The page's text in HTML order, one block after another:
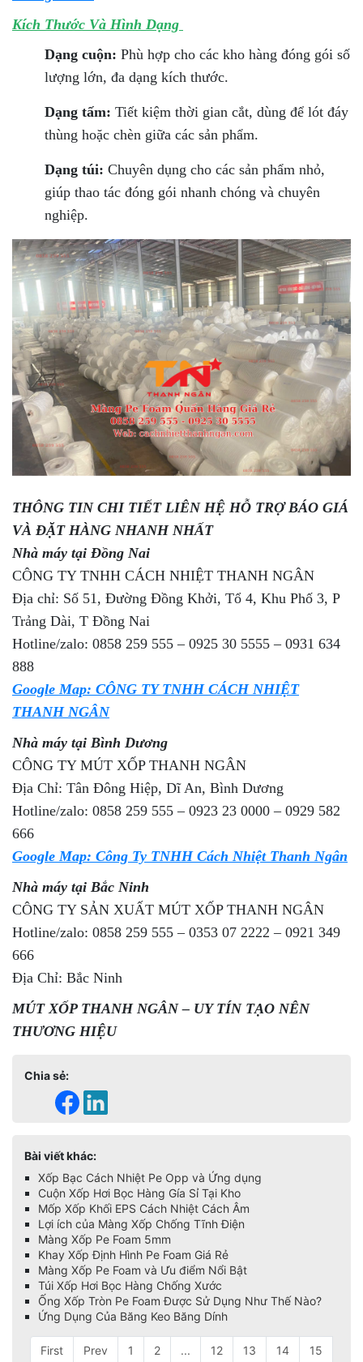
Kích Thước Và Hình Dạng
Dạng cuộn: Phù hợp cho các kho hàng đóng gói số
lượng lớn, đa dạng kích thước.
Dạng tấm: Tiết kiệm thời gian cắt, dùng để lót đáy
thùng hoặc chèn giữa các sản phẩm.
Dạng túi: Chuyên dụng cho các sản phẩm nhỏ,
giúp thao tác đóng gói nhanh chóng và chuyên
nghiệp.
THÔNG TIN CHI TIẾT LIÊN HỆ HỖ TRỢ BÁO GIÁ
VÀ ĐẶT HÀNG NHANH NHẤT
Nhà máy tại Đồng Nai
CÔNG TY TNHH CÁCH NHIỆT THANH NGÂN
Địa chỉ: Số 51, Đường Đồng Khởi, Tổ 4, Khu Phố 3, P
Trảng Dài, T Đồng Nai
Hotline/zalo: 0858 259 555 – 0925 30 5555 – 0931 634
888
Google Map: CÔNG TY TNHH CÁCH NHIỆT
THANH NGÂN
Nhà máy tại Bình Dương
CÔNG TY MÚT XỐP THANH NGÂN
Địa Chỉ: Tân Đông Hiệp, Dĩ An, Bình Dương
Hotline/zalo: 0858 259 555 – 0923 23 0000 – 0929 582
666
Google Map: Công Ty TNHH Cách Nhiệt Thanh Ngân
Nhà máy tại Bắc Ninh
CÔNG TY SẢN XUẤT MÚT XỐP THANH NGÂN
Hotline/zalo: 0858 259 555 – 0353 07 2222 – 0921 349
666
Địa Chỉ: Bắc Ninh
MÚT XỐP THANH NGÂN – UY TÍN TẠO NÊN
THƯƠNG HIỆU
Chia sẻ:
Bài viết khác:
Xốp Bạc Cách Nhiệt Pe Opp và Ứng dụng
Cuộn Xốp Hơi Bọc Hàng Gía Sỉ Tại Kho
Mốp Xốp Khối EPS Cách Nhiệt Cách Âm
Lợi ích của Màng Xốp Chống Tĩnh Điện
Màng Xốp Pe Foam 5mm
Khay Xốp Định Hình Pe Foam Giá Rẻ
Màng Xốp Pe Foam và Ưu điểm Nổi Bật
Túi Xốp Hơi Bọc Hàng Chống Xước
Ống Xốp Tròn Pe Foam Được Sử Dụng Như Thế Nào?
Ứng Dụng Của Băng Keo Băng Dính
First Prev 1 2 ... 12 13 14 15